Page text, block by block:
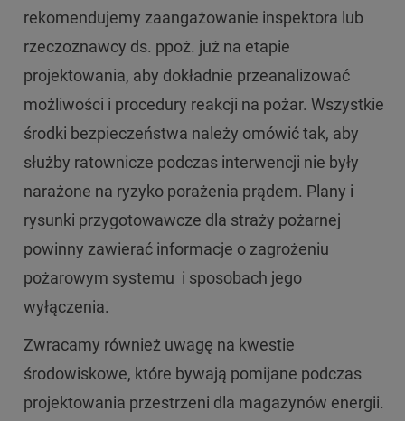
rekomendujemy zaangażowanie inspektora lub
rzeczoznawcy ds. ppoż. już na etapie
projektowania, aby dokładnie przeanalizować
możliwości i procedury reakcji na pożar. Wszystkie
środki bezpieczeństwa należy omówić tak, aby
służby ratownicze podczas interwencji nie były
narażone na ryzyko porażenia prądem. Plany i
rysunki przygotowawcze dla straży pożarnej
powinny zawierać informacje o zagrożeniu
pożarowym systemu i sposobach jego
wyłączenia.
Zwracamy również uwagę na kwestie
środowiskowe, które bywają pomijane podczas
projektowania przestrzeni dla magazynów energii.